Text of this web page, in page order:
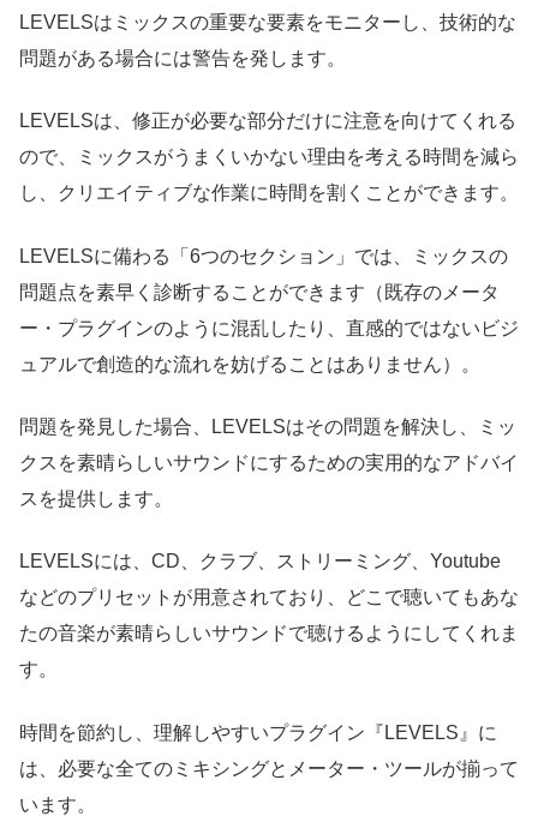
LEVELSはミックスの重要な要素をモニターし、技術的な
問題がある場合には警告を発します。
LEVELSは、修正が必要な部分だけに注意を向けてくれる
ので、ミックスがうまくいかない理由を考える時間を減ら
し、クリエイティブな作業に時間を割くことができます。
LEVELSに備わる「6つのセクション」では、ミックスの
問題点を素早く診断することができます（既存のメータ
ー・プラグインのように混乱したり、直感的ではないビジ
ュアルで創造的な流れを妨げることはありません）。
問題を発見した場合、LEVELSはその問題を解決し、ミッ
クスを素晴らしいサウンドにするための実用的なアドバイ
スを提供します。
LEVELSには、CD、クラブ、ストリーミング、Youtube
などのプリセットが用意されており、どこで聴いてもあな
たの音楽が素晴らしいサウンドで聴けるようにしてくれま
す。
時間を節約し、理解しやすいプラグイン『LEVELS』に
は、必要な全てのミキシングとメーター・ツールが揃って
います。